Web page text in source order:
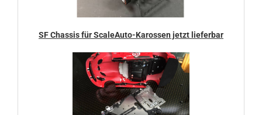
SF Chassis für ScaleAuto-Karossen jetzt lieferbar